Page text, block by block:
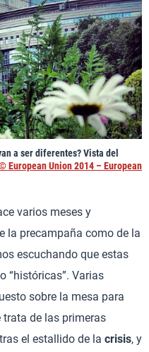
a ser diferentes? Vista del
European Union 2014 – European
varios meses y
la precampaña como de la
escuchando que estas
“históricas”. Varias
sobre la mesa para
trata de las primeras
el estallido de la crisis, y